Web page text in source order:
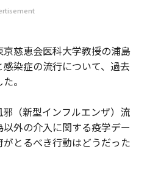
慈恵会医科大学教授の浦島
染症の流行について、過去
。
（新型インフルエンザ）流
外の介入に関する疫学デー
とるべき行動はどうだった